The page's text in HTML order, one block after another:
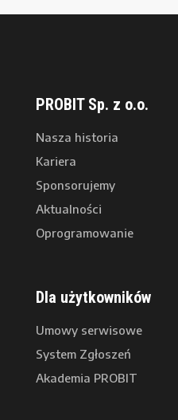
PROBIT Sp. z o.o.
Nasza historia
Kariera
Sponsorujemy
Aktualności
Oprogramowanie
Dla użytkowników
Umowy serwisowe
System Zgłoszeń
Akademia PROBIT